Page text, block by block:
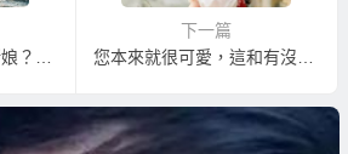
下一篇